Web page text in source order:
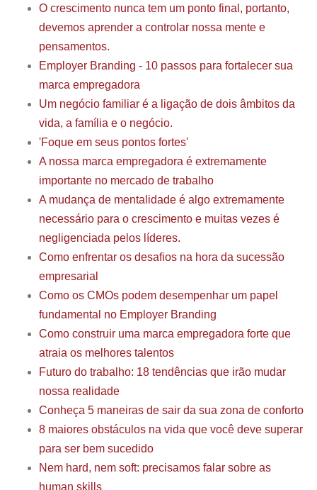
O crescimento nunca tem um ponto final, portanto,
devemos aprender a controlar nossa mente e
pensamentos.
Employer Branding - 10 passos para fortalecer sua
marca empregadora
Um negócio familiar é a ligação de dois âmbitos da
vida, a família e o negócio.
'Foque em seus pontos fortes'
A nossa marca empregadora é extremamente
importante no mercado de trabalho
A mudança de mentalidade é algo extremamente
necessário para o crescimento e muitas vezes é
negligenciada pelos líderes.
Como enfrentar os desafios na hora da sucessão
empresarial
Como os CMOs podem desempenhar um papel
fundamental no Employer Branding
Como construir uma marca empregadora forte que
atraia os melhores talentos
Futuro do trabalho: 18 tendências que irão mudar
nossa realidade
Conheça 5 maneiras de sair da sua zona de conforto
8 maiores obstáculos na vida que você deve superar
para ser bem sucedido
Nem hard, nem soft: precisamos falar sobre as
human skills